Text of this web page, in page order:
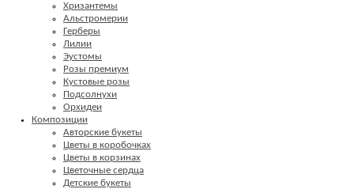
Хризантемы
Альстромерии
Герберы
Лилии
Эустомы
Розы премиум
Кустовые розы
Подсолнухи
Орхидеи
Композиции
Авторские букеты
Цветы в коробочках
Цветы в корзинах
Цветочные сердца
Детские букеты